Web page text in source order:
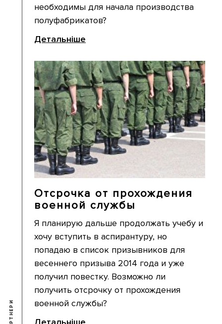
необходимы для начала производства
полуфабрикатов?
Детальніше
Отсрочка от прохождения
военной службы
Я планирую дальше продолжать учебу и
хочу вступить в аспирантуру, но
попадаю в список призывников для
весеннего призыва 2014 года и уже
получил повестку. Возможно ли
получить отсрочку от прохождения
военной службы?